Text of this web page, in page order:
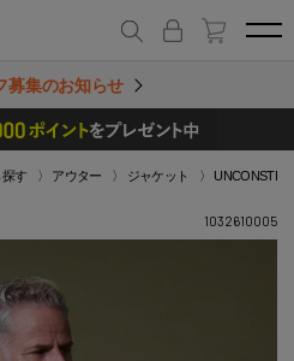
募集のお知らせ
す アウター ジャケット
1032610005